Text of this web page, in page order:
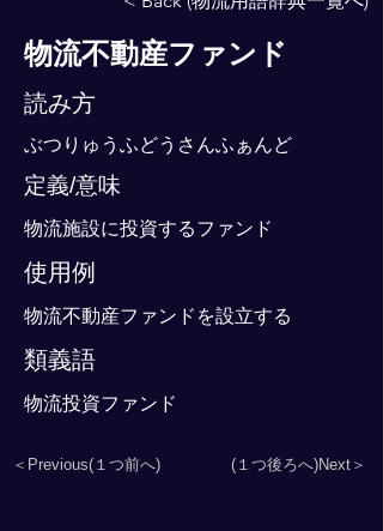
物流不動産ファンド
読み方
ぶつりゅうふどうさんふぁんど
定義/意味
物流施設に投資するファンド
使用例
物流不動産ファンドを設立する
類義語
物流投資ファンド
＜Previous(１つ前へ) (１つ後ろへ)Next＞